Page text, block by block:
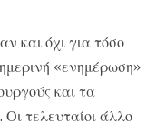
και όχι για τόσο
«ενημέρωση»
και τα
Οι τελευταίοι άλλο